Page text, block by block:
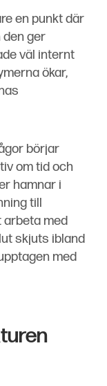
en punkt där
den ger
väl internt
ökar,
börjar
om tid och
hamnar i
till
arbeta med
skjuts ibland
med